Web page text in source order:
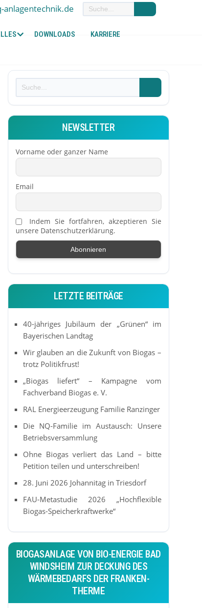
anlagentechnik.de
DOWNLOADS KARRIERE
NEWSLETTER
Vorname oder ganzer Name
Email
Indem Sie fortfahren, akzeptieren Sie
unsere Datenschutzerklärung.
LETZTE BEITRÄGE
40-jähriges Jubiläum der „Grünen“ im
Bayerischen Landtag
Wir glauben an die Zukunft von Biogas –
trotz Politikfrust!
„Biogas liefert“ – Kampagne vom
Fachverband Biogas e. V.
RAL Energieerzeugung Familie Ranzinger
Die NQ-Familie im Austausch: Unsere
Betriebsversammlung
Ohne Biogas verliert das Land – bitte
Petition teilen und unterschreiben!
28. Juni 2026 Johannitag in Triesdorf
FAU-Metastudie 2026 „Hochflexible
Biogas-Speicherkraftwerke“
BIOGASANLAGE VON BIO-ENERGIE BAD
WINDSHEIM ZUR DECKUNG DES
WÄRMEBEDARFS DER FRANKEN-
THERME